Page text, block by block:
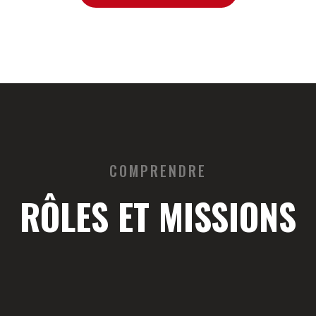
COMPRENDRE
RÔLES ET MISSIONS